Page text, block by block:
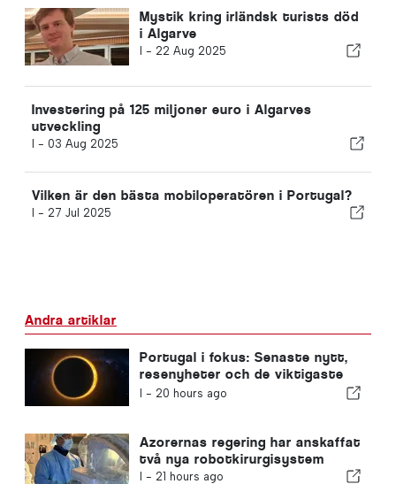
Mystik kring irländsk turists död
i Algarve
I - 22 Aug 2025
Investering på 125 miljoner euro i Algarves
utveckling
I - 03 Aug 2025
Vilken är den bästa mobiloperatören i Portugal?
I - 27 Jul 2025
Andra artiklar
Portugal i fokus: Senaste nytt,
resenyheter och de viktigaste
nyheterna som dominerar
I - 20 hours ago
Azorernas regering har anskaffat
två nya robotkirurgisystem
I - 21 hours ago